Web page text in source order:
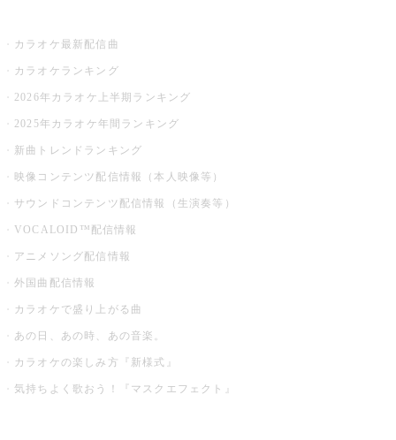
カラオケ最新配信曲
カラオケランキング
2026年カラオケ上半期ランキング
2025年カラオケ年間ランキング
新曲トレンドランキング
映像コンテンツ配信情報（本人映像等）
サウンドコンテンツ配信情報（生演奏等）
VOCALOID™配信情報
アニメソング配信情報
外国曲配信情報
カラオケで盛り上がる曲
あの日、あの時、あの音楽。
カラオケの楽しみ方『新様式』
気持ちよく歌おう！『マスクエフェクト』